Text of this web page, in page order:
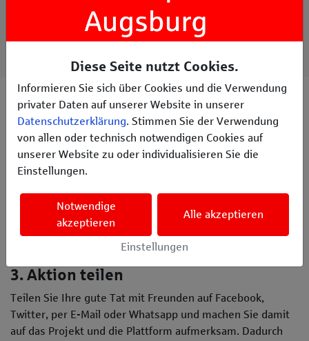
Diese Seite nutzt Cookies.
Informieren Sie sich über Cookies und die Verwendung
privater Daten auf unserer Website in unserer
Datenschutzerklärung. Stimmen Sie der Verwendung
von allen oder technisch notwendigen Cookies auf
unserer Website zu oder individualisieren Sie die
Einstellungen.
Notwendige
akzeptieren
Alle akzeptieren
Einstellungen
den Spendenbutton. Sie werden damit auf die Seite des
Zahlungsanbieters weitergeleitet. Dort werden Sie durch
den Bezahlvorgang geführt.
3. Aktion teilen
Teilen Sie Ihre gute Tat mit Freunden auf Facebook,
Twitter, per E-Mail oder Whatsapp und machen Sie damit
auf das Projekt und die Plattform aufmerksam. Dadurch